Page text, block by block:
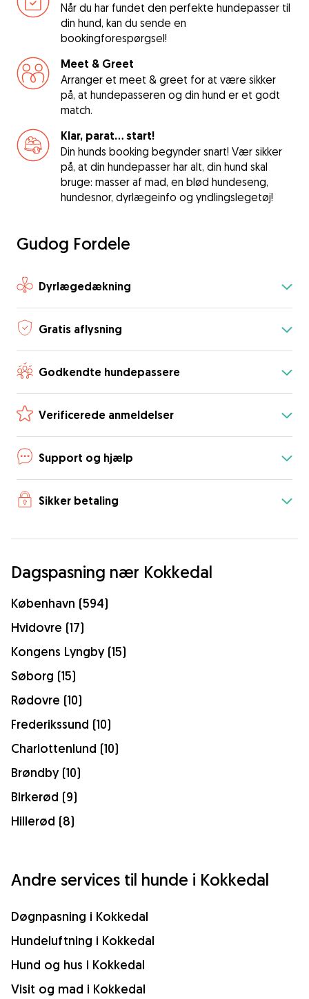
Når du har fundet den perfekte hundepasser til
din hund, kan du sende en
bookingforespørgsel!
Meet & Greet
Arranger et meet & greet for at være sikker
på, at hundepasseren og din hund er et godt
match.
Klar, parat... start!
Din hunds booking begynder snart! Vær sikker
på, at din hundepasser har alt, din hund skal
bruge: masser af mad, en blød hundeseng,
hundesnor, dyrlægeinfo og yndlingslegetøj!
Gudog Fordele
Dyrlægedækning
Gratis aflysning
Godkendte hundepassere
Verificerede anmeldelser
Support og hjælp
Sikker betaling
Dagspasning nær Kokkedal
København (594)
Hvidovre (17)
Kongens Lyngby (15)
Søborg (15)
Rødovre (10)
Frederikssund (10)
Charlottenlund (10)
Brøndby (10)
Birkerød (9)
Hillerød (8)
Andre services til hunde i Kokkedal
Døgnpasning i Kokkedal
Hundeluftning i Kokkedal
Hund og hus i Kokkedal
Visit og mad i Kokkedal